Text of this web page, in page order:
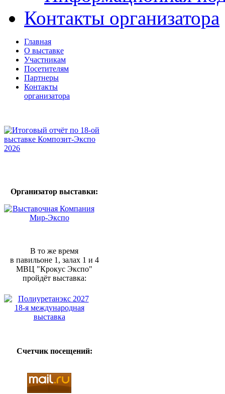
Контакты организатора
Главная
О выставке
Участникам
Посетителям
Партнеры
Контакты
организатора
Организатор выставки:
В то же время
в павильоне 1, залах 1 и 4
МВЦ "Крокус Экспо"
пройдёт выставка:
Счетчик посещений: